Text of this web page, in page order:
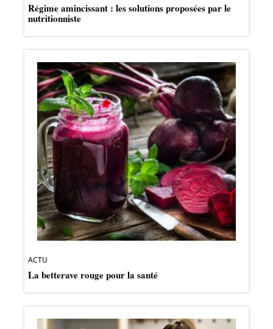
Régime amincissant : les solutions proposées par le
nutritionniste
ACTU
La betterave rouge pour la santé